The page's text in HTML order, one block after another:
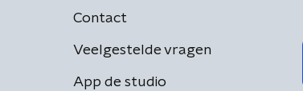
Contact
Veelgestelde vragen
App de studio